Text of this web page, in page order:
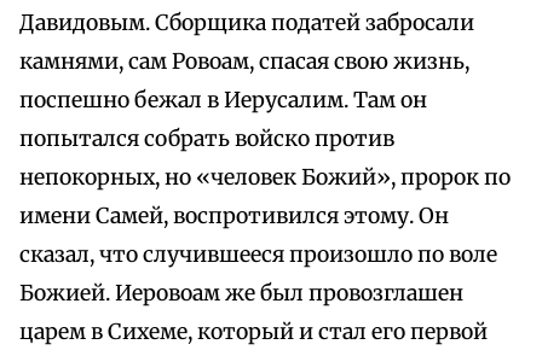
Давидовым. Сборщика податей забросали
камнями, сам Ровоам, спасая свою жизнь,
поспешно бежал в Иерусалим. Там он
попытался собрать войско против
непокорных, но «человек Божий», пророк по
имени Самей, воспротивился этому. Он
сказал, что случившееся произошло по воле
Божией. Иеровоам же был провозглашен
царем в Сихеме, который и стал его первой